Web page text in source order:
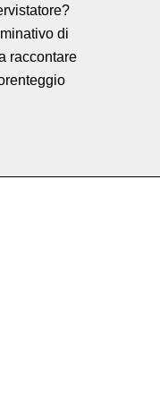
di
raccontare